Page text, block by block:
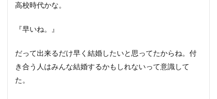
高校時代かな。
『早いね。』
だって出来るだけ早く結婚したいと思ってたからね。付
き合う人はみんな結婚するかもしれないって意識して
た。